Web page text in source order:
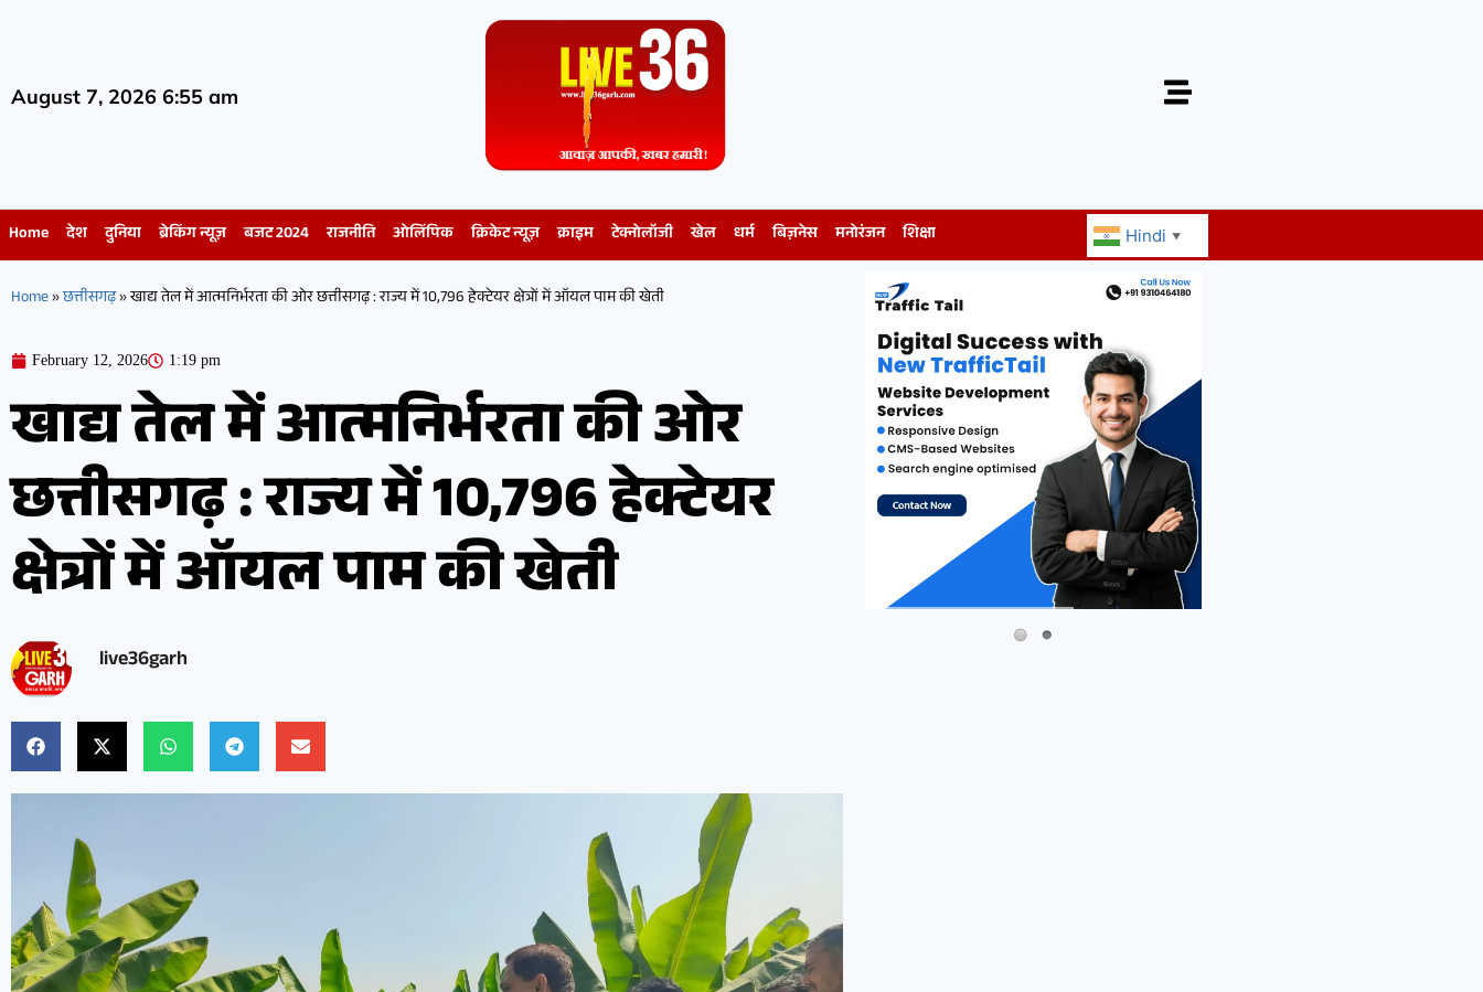
August 7, 2026 6:55 am
Home देश दुनिया ब्रेकिंग न्यूज़ बजट 2024 राजनीति ओलिंपिक क्रिकेट न्यूज़ क्राइम टेक्नोलॉजी खेल धर्म बिज़नेस मनोरंजन शिक्षा Hindi ▼
Home»छत्तीसगढ़»खाद्य तेल में आत्मनिर्भरता की ओर छत्तीसगढ़ : राज्य में 10,796 हेक्टेयर क्षेत्रों में ऑयल पाम की खेती
February 12, 2026 1:19 pm
खाद्य तेल में आत्मनिर्भरता की ओर
छत्तीसगढ़ : राज्य में 10,796 हेक्टेयर
क्षेत्रों में ऑयल पाम की खेती
live36garh